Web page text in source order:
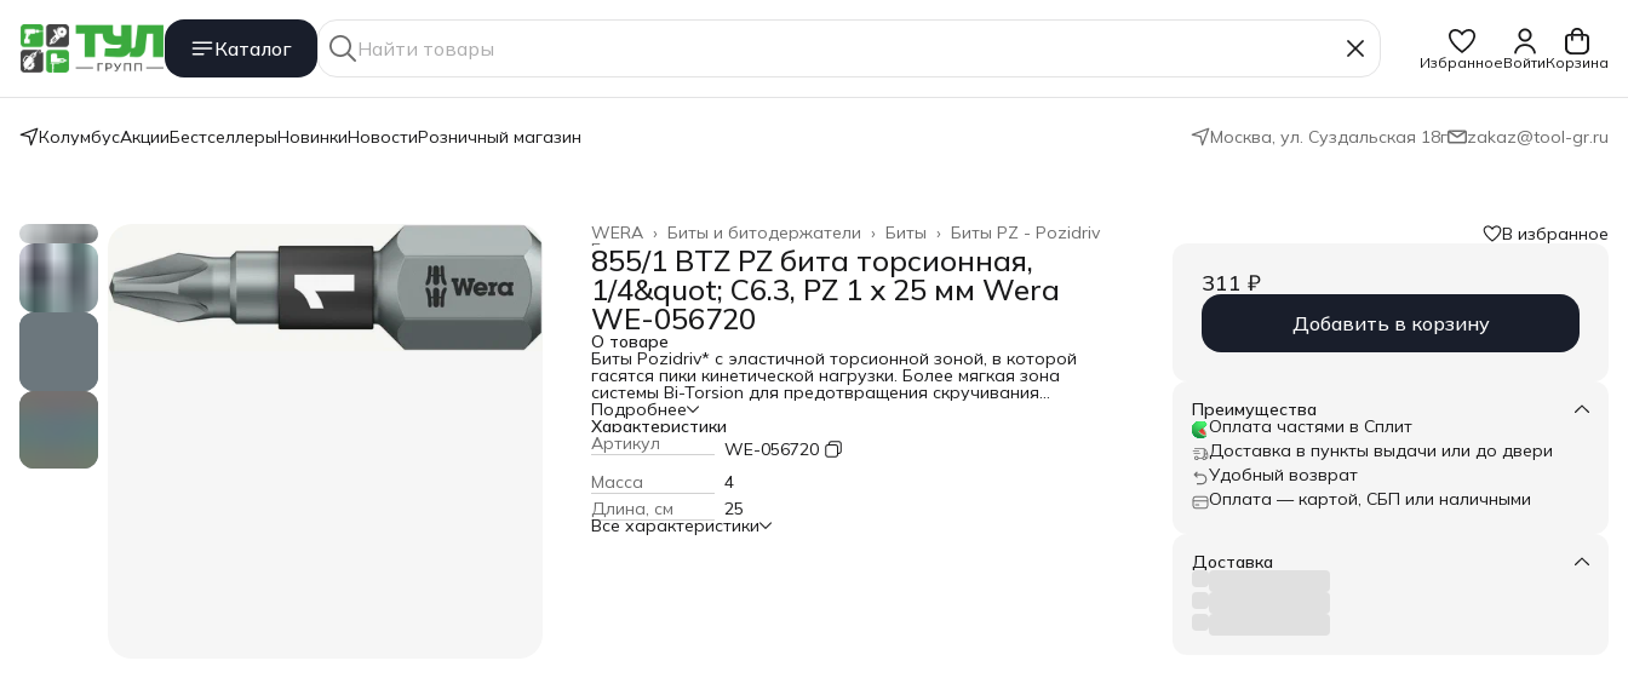
Каталог
ИзбранноеВойтиКорзина
КолумбусАкцииБестселлерыНовинкиНовостиРозничный магазин Москва, ул. Суздальская 18г zakaz@tool-gr.ru
Биты PZ - Pozidriv
Биты ›
Биты и битодержатели ›
WERA ›
Главная
855/1 BTZ PZ бита торсионная,
1/4&quot; C6.3, PZ 1 x 25 мм Wera
WE-056720
О товаре
Биты Pozidriv* с эластичной торсионной зоной, в которой
гасятся пики кинетической нагрузки. Более мягкая зона
системы Bi-Torsion для предотвращения скручивания
наконечника бита при высоких нагрузках. За счёт этого
значительно возрастает срок службы изделия. Экстратвёрдое
исполнение. Шестигранный хвостовик 1/4", подходит для
держателя по стандарту DIN ISO 1173-D 6,3. * Pozidriv =
зарегистрированный торговый знак фирмы European Industrial
Service Ltd.ПреимуществаПодходит для винтов
PozidrivЗакалённые до вязкой твёрдости, для универсального
примененияС зоной BiTorsion для гашения пиковой
Подробнее
Характеристики
Артикул
WE-056720
Масса
4
Длина, см
25
Все характеристики
В избранное
311 ₽
Добавить в корзину
Преимущества
Оплата частями в Сплит
Доставка в пункты выдачи или до двери
Удобный возврат
Оплата — картой, СБП или наличными
Доставка